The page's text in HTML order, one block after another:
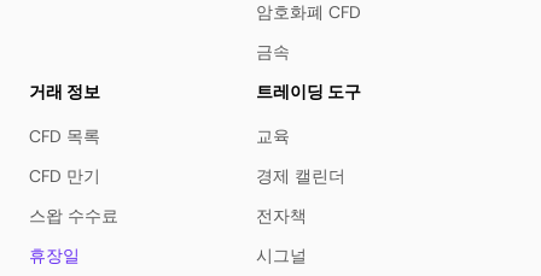
암호화폐 CFD
금속
거래 정보
CFD 목록
CFD 만기
스왑 수수료
휴장일
트레이딩 도구
교육
경제 캘린더
전자책
시그널